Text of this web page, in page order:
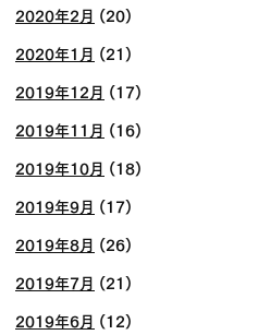
2020年2月 (20)
2020年1月 (21)
2019年12月 (17)
2019年11月 (16)
2019年10月 (18)
2019年9月 (17)
2019年8月 (26)
2019年7月 (21)
2019年6月 (12)